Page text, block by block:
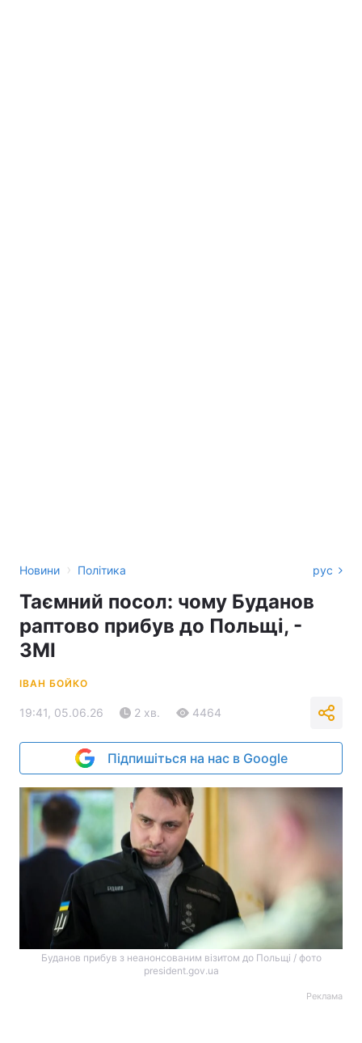
Новини › Політика рус
Таємний посол: чому Буданов
раптово прибув до Польщі, -
ЗМІ
ІВАН БОЙКО
19:41, 05.06.26 2 хв. 4464
Підпишіться на нас в Google
Буданов прибув з неанонсованим візитом до Польщі / фото
president.gov.ua
Реклама